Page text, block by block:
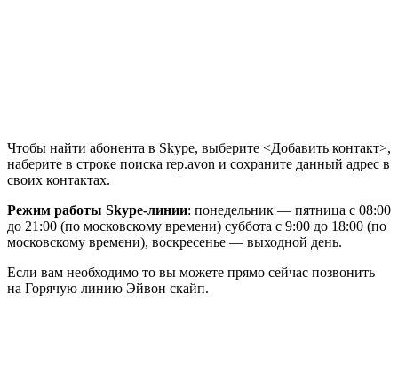
Чтобы найти абонента в Skype, выберите <Добавить контакт>,
наберите в строке поиска rep.avon и сохраните данный адрес в
своих контактах.
Режим работы Skype-линии: понедельник — пятница с 08:00
до 21:00 (по московскому времени) суббота с 9:00 до 18:00 (по
московскому времени), воскресенье — выходной день.
Если вам необходимо то вы можете прямо сейчас позвонить
на Горячую линию Эйвон скайп.